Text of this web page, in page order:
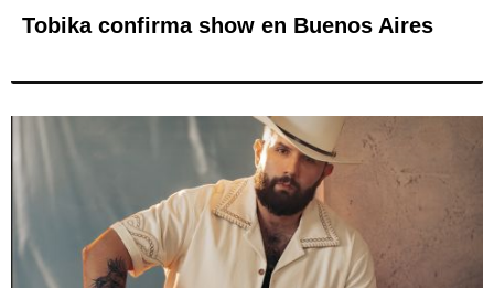
Tobika confirma show en Buenos Aires